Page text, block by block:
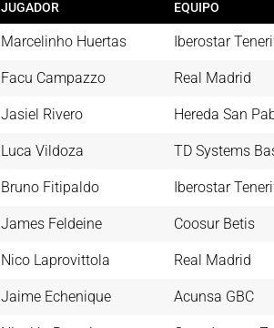
JUGADOR EQUIPO
Marcelinho Huertas Iberostar
Facu Campazzo Real Madrid
Jasiel Rivero Hereda San
Luca Vildoza TD Systems
Bruno Fitipaldo Iberostar
James Feldeine Coosur Betis
Nico Laprovittola Real Madrid
Jaime Echenique Acunsa GBC